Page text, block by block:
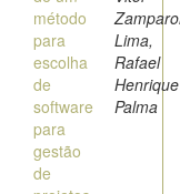
método
para
escolha
de
software
para
gestão
de
Lima,
Rafael
Henrique
Palma